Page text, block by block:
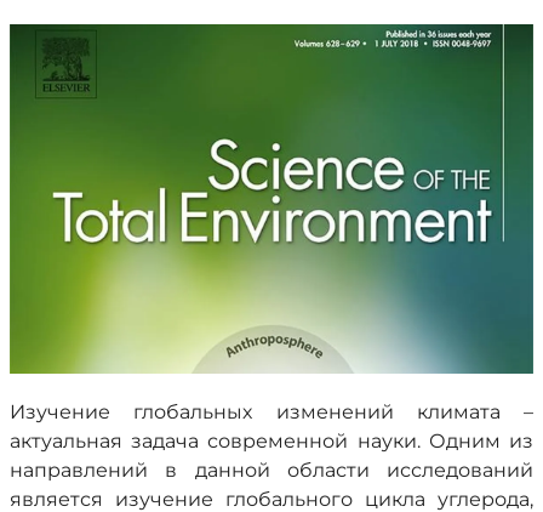
Изучение глобальных изменений климата –
актуальная задача современной науки. Одним из
направлений в данной области исследований
является изучение глобального цикла углерода,